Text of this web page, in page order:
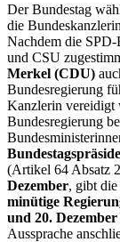
Der Bundestag
die
Nachdem die
und CSU
Merkel (CDU)
Bundesregierung
Kanzlerin vereidigt
Bundesregierung
(Artikel 64 Absatz
Dezember, gibt
minütige
und 20.
Aussprache